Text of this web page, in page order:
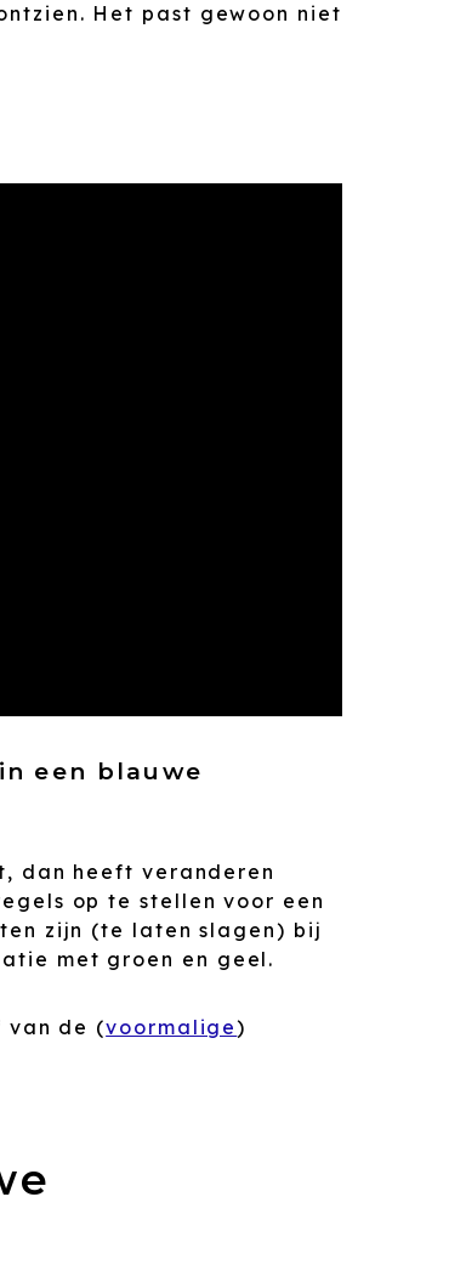
Het past gewoon niet
een blauwe
dan heeft veranderen
op te stellen voor een
zijn (te laten slagen) bij
met groen en geel.
van de (voormalige)